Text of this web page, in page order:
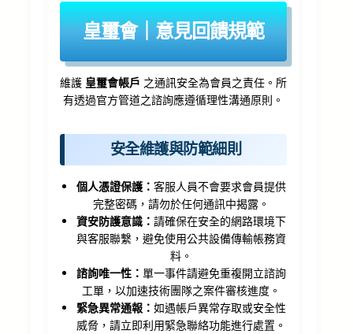
皇璽會｜意見回饋規範
維護 皇璽會帳戶 之通訊安全為會員之責任。所
有透過官方管道之諮詢應遵循理性溝通原則。
安全維護與防範細則
個人憑證保護： 客服人員不會要求會員提供
完整密碼，請勿於任何通訊中揭露。
資安防護意識： 請確保在安全的網路環境下
與客服聯繫，避免使用公共設備傳輸帳務資
料。
諮詢唯一性： 單一事件請避免重複開立諮詢
工單，以加速技術團隊之案件審核進度。
緊急異常通報： 如遇帳戶異常存取或安全性
威脅，請立即利用緊急聯絡功能進行處置。